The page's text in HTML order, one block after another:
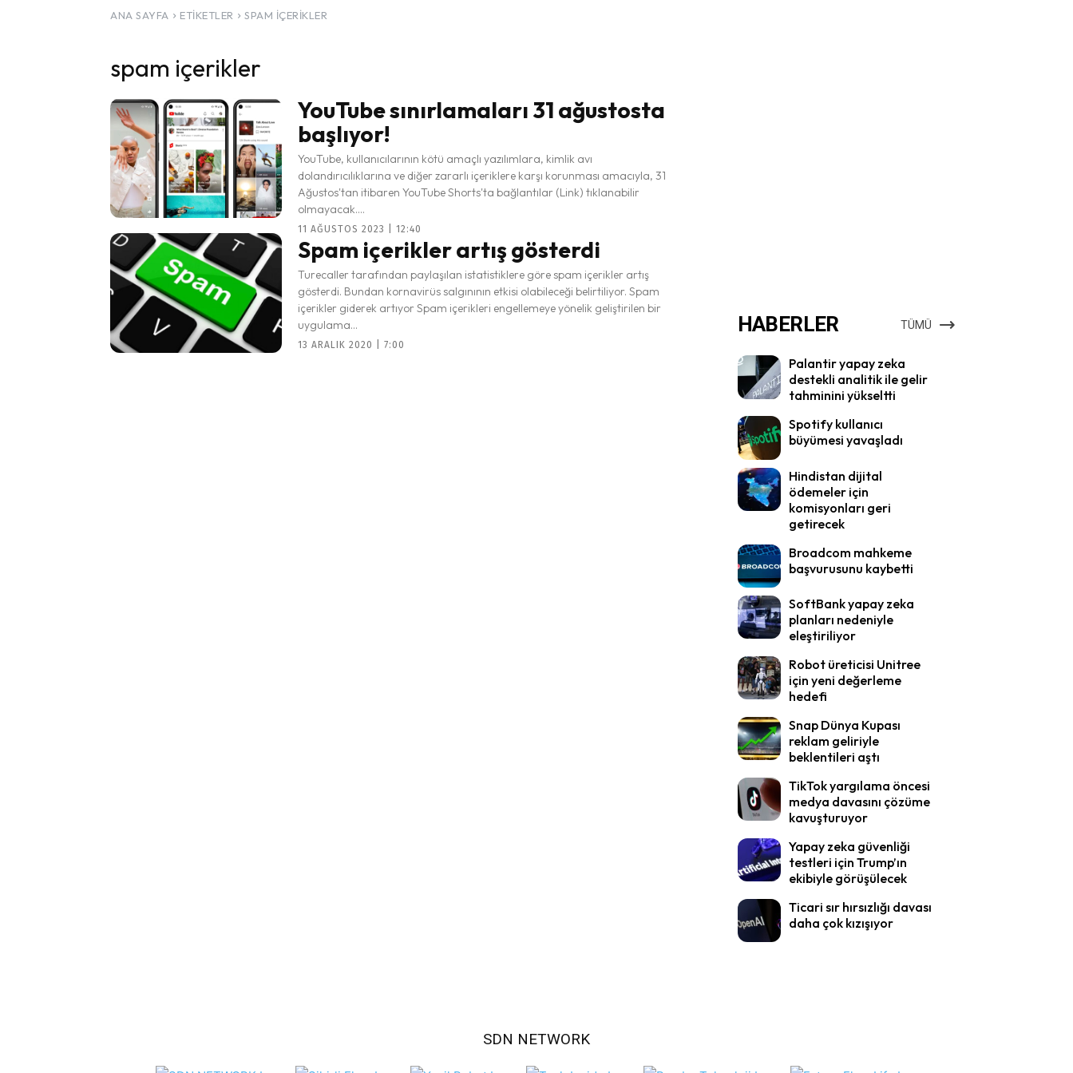
ANA SAYFA ETIKETLER SPAM IÇERIKLER
spam içerikler
YouTube sınırlamaları 31 ağustosta
başlıyor!
YouTube, kullanıcılarının kötü amaçlı yazılımlara, kimlik avı
dolandırıcılıklarına ve diğer zararlı içeriklere karşı korunması amacıyla, 31
Ağustos'tan itibaren YouTube Shorts'ta bağlantılar (Link) tıklanabilir
olmayacak....
11 AĞUSTOS 2023 | 12:40
Spam içerikler artış gösterdi
Turecaller tarafından paylaşılan istatistiklere göre spam içerikler artış
gösterdi. Bundan kornavirüs salgınının etkisi olabileceği belirtiliyor. Spam
içerikler giderek artıyor Spam içerikleri engellemeye yönelik geliştirilen bir
uygulama...
13 ARALIK 2020 | 7:00
HABERLER TÜMÜ
Palantir yapay zeka
destekli analitik ile gelir
tahminini yükseltti
Spotify kullanıcı
büyümesi yavaşladı
Hindistan dijital
ödemeler için
komisyonları geri
getirecek
Broadcom mahkeme
başvurusunu kaybetti
SoftBank yapay zeka
planları nedeniyle
eleştiriliyor
Robot üreticisi Unitree
için yeni değerleme
hedefi
Snap Dünya Kupası
reklam geliriyle
beklentileri aştı
TikTok yargılama öncesi
medya davasını çözüme
kavuşturuyor
Yapay zeka güvenliği
testleri için Trump’ın
ekibiyle görüşülecek
Ticari sır hırsızlığı davası
daha çok kızışıyor
SDN NETWORK